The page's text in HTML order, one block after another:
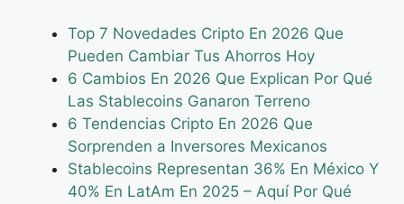
Top 7 Novedades Cripto En 2026 Que
Pueden Cambiar Tus Ahorros Hoy
6 Cambios En 2026 Que Explican Por Qué
Las Stablecoins Ganaron Terreno
6 Tendencias Cripto En 2026 Que
Sorprenden a Inversores Mexicanos
Stablecoins Representan 36% En México Y
40% En LatAm En 2025 – Aquí Por Qué